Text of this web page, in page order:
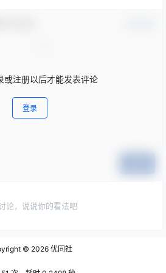
或注册以后才能发表评论
登录
论，说说你的看法吧
© 2026 优同社